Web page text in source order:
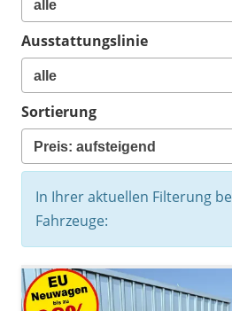
Ausstattungslinie
Sortierung
In Ihrer aktuellen Filterung
Fahrzeuge: